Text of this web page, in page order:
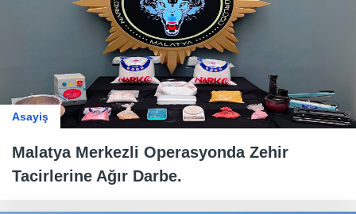
Asayiş
Malatya Merkezli Operasyonda Zehir
Tacirlerine Ağır Darbe.